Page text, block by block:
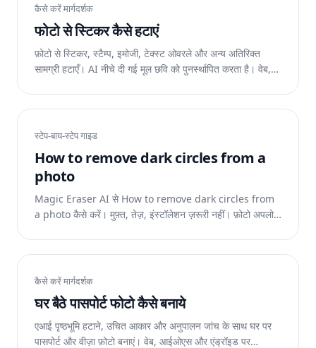
कैसे करें मार्गदर्शक
फोटो से स्टिकर कैसे हटाएं
फ़ोटो से स्टिकर, स्टैम्प, इमोजी, टेक्स्ट ओवरले और अन्य अतिरिक्त
सामग्री हटाएँ। AI नीचे दी गई मूल छवि को पुनर्स्थापित करता है। वेब,
स्टेप-बाय-स्टेप गाइड
How to remove dark circles from a
photo
Magic Eraser AI से How to remove dark circles from
a photo कैसे करें। मुफ़्त, तेज़, इंस्टॉलेशन ज़रूरी नहीं। फ़ोटो अपलोड
कैसे करें मार्गदर्शक
घर बैठे पासपोर्ट फोटो कैसे बनाये
एआई पृष्ठभूमि हटाने, उचित आकार और अनुपालन जांच के साथ घर पर
पासपोर्ट और वीज़ा फ़ोटो बनाएं। वेब, आईओएस और एंड्रॉइड पर